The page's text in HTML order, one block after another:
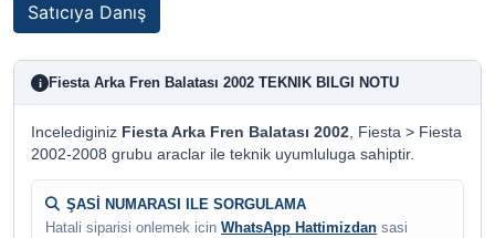
Satıcıya Danış
i Fiesta Arka Fren Balatası 2002 TEKNIK BILGI NOTU
Incelediginiz Fiesta Arka Fren Balatası 2002, Fiesta > Fiesta
2002-2008 grubu araclar ile teknik uyumluluga sahiptir.
ŞASİ NUMARASI ILE SORGULAMA
Hatali siparisi onlemek icin WhatsApp Hattimizdan sasi